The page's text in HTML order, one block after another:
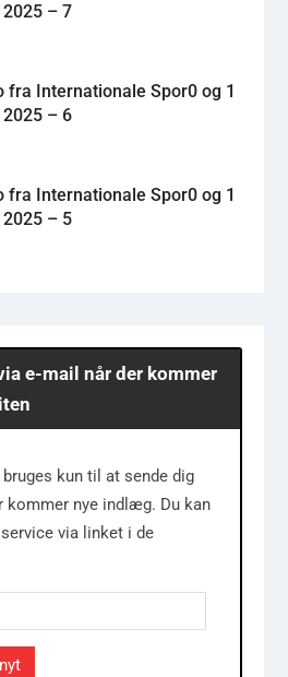
– 7
fra Internationale Spor0 og 1
– 6
fra Internationale Spor0 og 1
– 5
e-mail når der kommer
kun til at sende dig
kommer nye indlæg. Du kan
via linket i de